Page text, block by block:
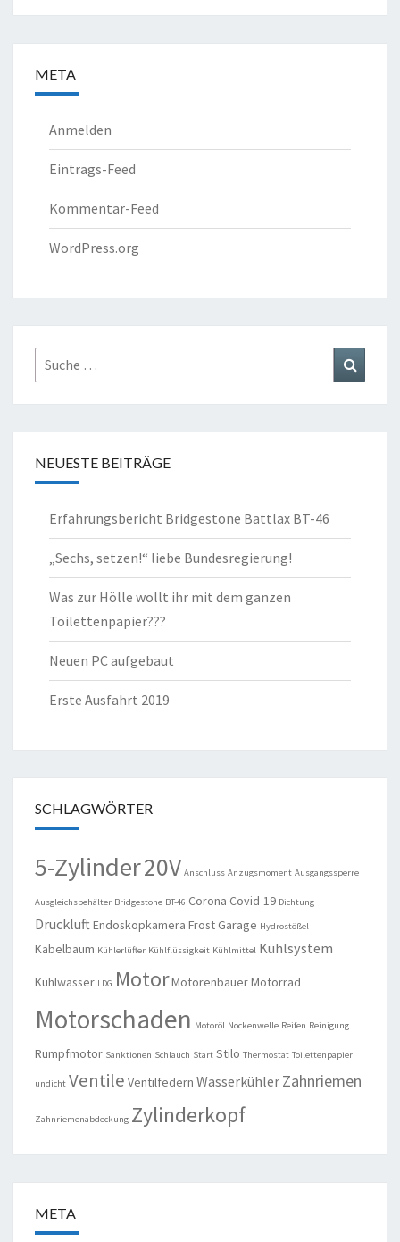
META
Anmelden
Eintrags-Feed
Kommentar-Feed
WordPress.org
Suche
nach:
NEUESTE BEITRÄGE
Erfahrungsbericht Bridgestone Battlax BT-46
„Sechs, setzen!“ liebe Bundesregierung!
Was zur Hölle wollt ihr mit dem ganzen
Toilettenpapier???
Neuen PC aufgebaut
Erste Ausfahrt 2019
SCHLAGWÖRTER
5-Zylinder20V Anschluss Anzugsmoment Ausgangssperre
Ausgleichsbehälter Bridgestone BT-46 Corona Covid-19 Dichtung
Druckluft Endoskopkamera Frost Garage Hydrostößel
Kabelbaum Kühlerlüfter Kühlflüssigkeit Kühlmittel Kühlsystem
Kühlwasser LDG MotorMotorenbauerMotorrad
Motorschaden Motoröl Nockenwelle Reifen Reinigung
Rumpfmotor Sanktionen Schlauch Start Stilo Thermostat Toilettenpapier
undicht Ventile Ventilfedern Wasserkühler Zahnriemen
Zahnriemenabdeckung Zylinderkopf
META